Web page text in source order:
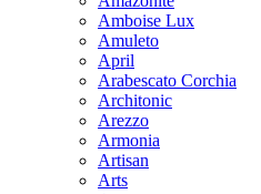
Amboise Lux
Amuleto
April
Arabescato Corchia
Architonic
Arezzo
Armonia
Artisan
Arts